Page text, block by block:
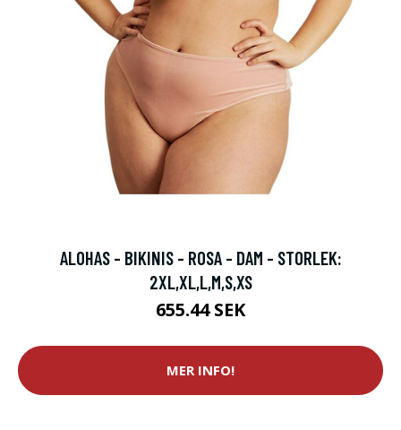
ALOHAS - BIKINIS - ROSA - DAM - STORLEK:
2XL,XL,L,M,S,XS
655.44 SEK
MER INFO!